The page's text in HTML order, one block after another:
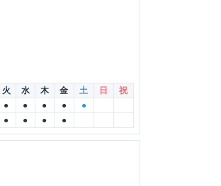
火 水 木 金 土 日
祝
● ● ● ●
●
● ● ● ●